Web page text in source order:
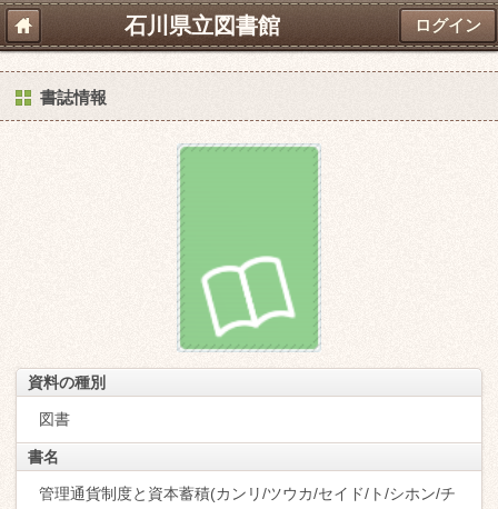
石川県立図書館 ログイン
書誌情報
資料の種別
図書
書名
管理通貨制度と資本蓄積(カンリ/ツウカ/セイド/ト/シホン/チ